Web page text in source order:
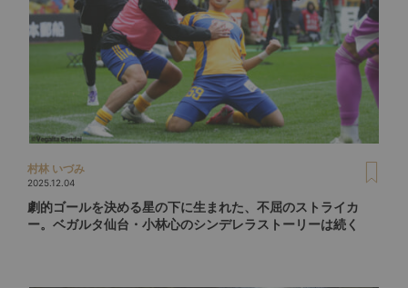
村林 いづみ
2025.12.04
劇的ゴールを決める星の下に生まれた、不屈のストライカ
ー。ベガルタ仙台・小林心のシンデレラストーリーは続く